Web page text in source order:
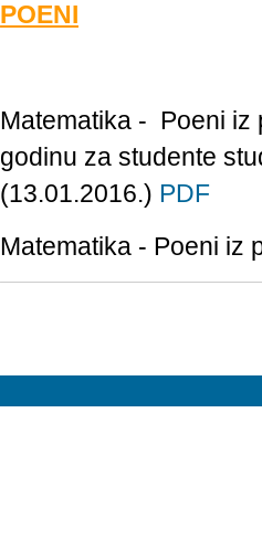
POENI
Matematika - Poeni iz
godinu za studente
(13.01.2016.) PDF
Matematika - Poeni iz